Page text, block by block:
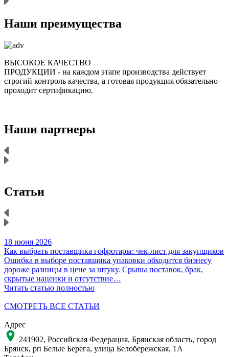
Наши преимущества
ВЫСОКОЕ КАЧЕСТВО
ПРОДУКЦИИ - на каждом этапе производства действует
строгий контроль качества, а готовая продукция обязательно
проходит сертификацию.
Наши партнеры
Статьи
18 июня 2026
Как выбрать поставщика гофротары: чек-лист для закупщиков
Ошибка в выборе поставщика упаковки обходится бизнесу
дороже разницы в цене за штуку. Срывы поставок, брак,
скрытые наценки и отсутствие…
Читать статью полностью
СМОТРЕТЬ ВСЕ СТАТЬИ
Адрес
241902, Российская Федерация, Брянская область, город
Брянск, рп Белые Берега, улица Белобережская, 1А